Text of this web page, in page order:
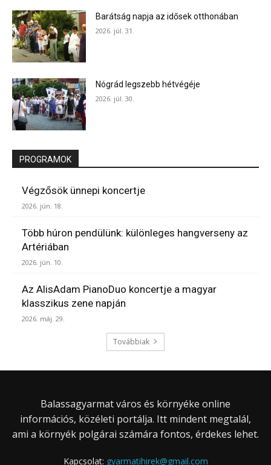
Barátság napja az idősek otthonában
2026. júl. 31.
Nógrád legszebb hétvégéje
2026. júl. 30.
PROGRAMOK
Végzősök ünnepi koncertje
2026. jún. 18.
Több húron pendülünk: különleges hangverseny az
Artériában
2026. jún. 10.
Az AlisAdam PianoDuo koncertje a magyar
klasszikus zene napján
2026. máj. 29.
Továbbiak
Balassagyarmat város és környéke online
információs, közéleti portálja. Itt mindent megtalál,
ami a környék polgárai számára fontos, érdekes lehet.
Kapcsolat: gyarmatihirek@gmail.com